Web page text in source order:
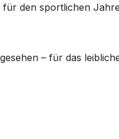
den sportlichen
– für das